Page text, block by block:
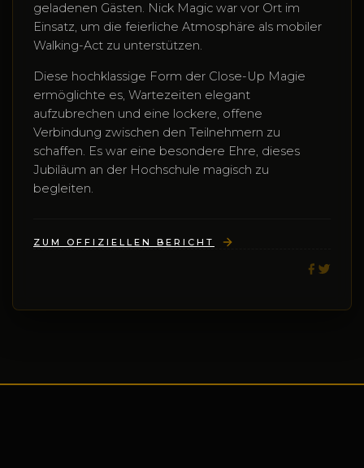
geladenen Gästen. Nick Magic war vor Ort im
Einsatz, um die feierliche Atmosphäre als mobiler
Walking-Act zu unterstützen.
Diese hochklassige Form der Close-Up Magie
ermöglichte es, Wartezeiten elegant
aufzubrechen und eine lockere, offene
Verbindung zwischen den Teilnehmern zu
schaffen. Es war eine besondere Ehre, dieses
Jubiläum an der Hochschule magisch zu
begleiten.
ZUM OFFIZIELLEN BERICHT